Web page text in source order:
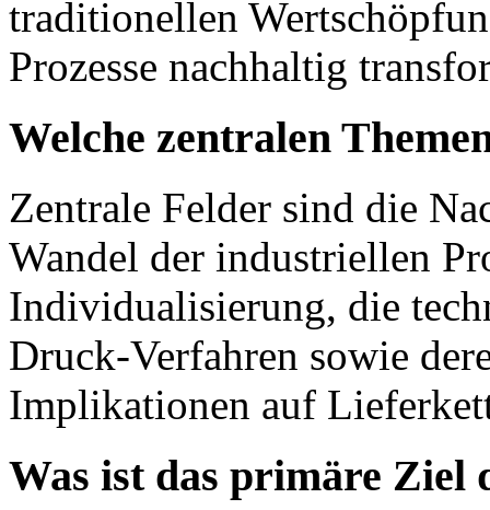
traditionellen
Prozesse nachhaltig
Welche zentralen
Zentrale Felder sind die
Wandel der industriellen
Individualisierung, die
Druck-Verfahren sowie
Implikationen auf
Was ist das primäre Ziel